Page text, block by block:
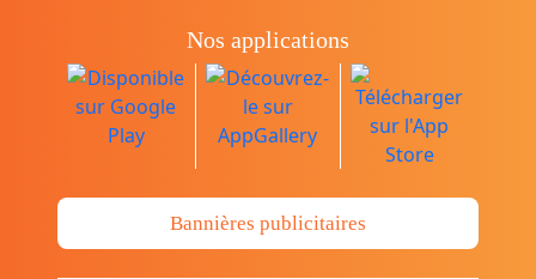
Nos applications
Bannières publicitaires